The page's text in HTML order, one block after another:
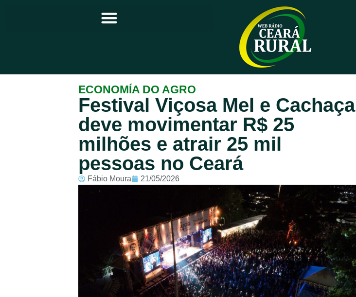
Principal
Notícias
Programação
Equipe
Contato
Sobre
ECONOMÍA DO AGRO
Festival Viçosa Mel e Cachaça
deve movimentar R$ 25
milhões e atrair 25 mil
pessoas no Ceará
Fábio Moura 21/05/2026